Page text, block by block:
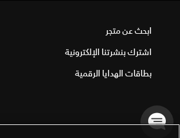
ابحث عن متجر
اشترك بنشرتنا الإلكترونية
بطاقات الهدايا الرقمية